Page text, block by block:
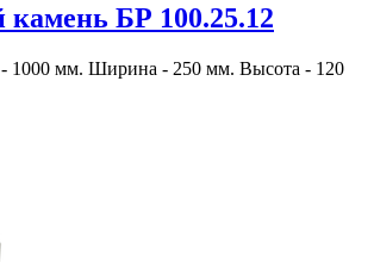
БР 100.25.12
- 1000 мм. Ширина - 250 мм. Высота - 120